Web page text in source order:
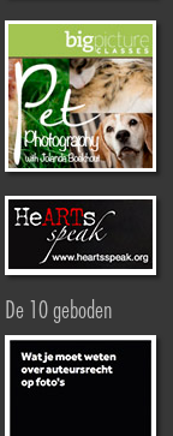
De 10 geboden